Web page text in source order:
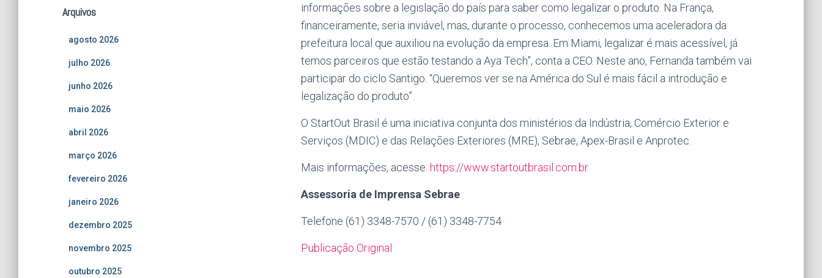
Arquivos
agosto 2026
julho 2026
junho 2026
maio 2026
abril 2026
março 2026
fevereiro 2026
janeiro 2026
dezembro 2025
novembro 2025
outubro 2025
informações sobre a legislação do país para saber como legalizar o produto. Na França,
financeiramente, seria inviável, mas, durante o processo, conhecemos uma aceleradora da
prefeitura local que auxiliou na evolução da empresa. Em Miami, legalizar é mais acessível, já
temos parceiros que estão testando a Aya Tech”, conta a CEO. Neste ano, Fernanda também vai
participar do ciclo Santigo. “Queremos ver se na América do Sul é mais fácil a introdução e
legalização do produto”.
O StartOut Brasil é uma iniciativa conjunta dos ministérios da Indústria, Comércio Exterior e
Serviços (MDIC) e das Relações Exteriores (MRE), Sebrae, Apex-Brasil e Anprotec.
Mais informações, acesse: https://www.startoutbrasil.com.br
Assessoria de Imprensa Sebrae
Telefone (61) 3348-7570 / (61) 3348-7754
Publicação Original